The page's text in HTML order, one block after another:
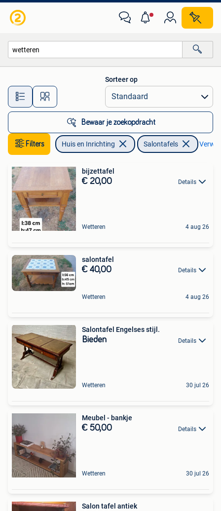
Alle afstanden…
Sorteer op
Bewaar je zoekopdracht
Filters Huis en Inrichting Salontafels
bijzettafel
€ 20,00 Details
Wetteren 4 aug 26
salontafel
€ 40,00 Details
Wetteren 4 aug 26
Salontafel Engelses stijl.
Bieden Details
Wetteren 30 jul 26
Meubel - bankje
€ 50,00 Details
Wetteren 30 jul 26
Salon tafel antiek